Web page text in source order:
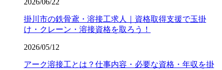
2026/06/22
掛川市の鉄骨鳶・溶接工求人｜資格取得支援で玉掛
け・クレーン・溶接資格を取ろう！
2026/05/12
アーク溶接工とは？仕事内容・必要な資格・年収を掛